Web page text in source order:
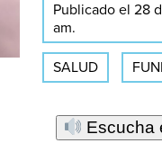
Publicado el 28
am.
SALUD
Escucha